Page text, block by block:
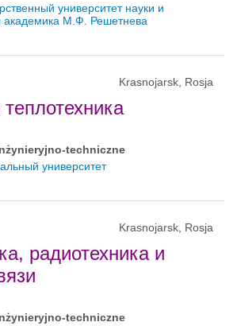
университет науки и
академика М.Ф. Решетнева
Krasnojarsk, Rosja
techniczne
университет
Krasnojarsk, Rosja
радиотехника и
techniczne